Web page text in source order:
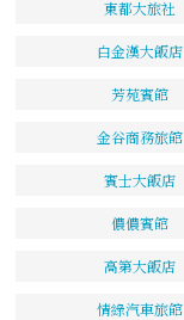
東都大旅社
白金漢大飯店
芳苑賓館
金谷商務旅館
賓士大飯店
儂儂賓館
高第大飯店
情綠汽車旅館